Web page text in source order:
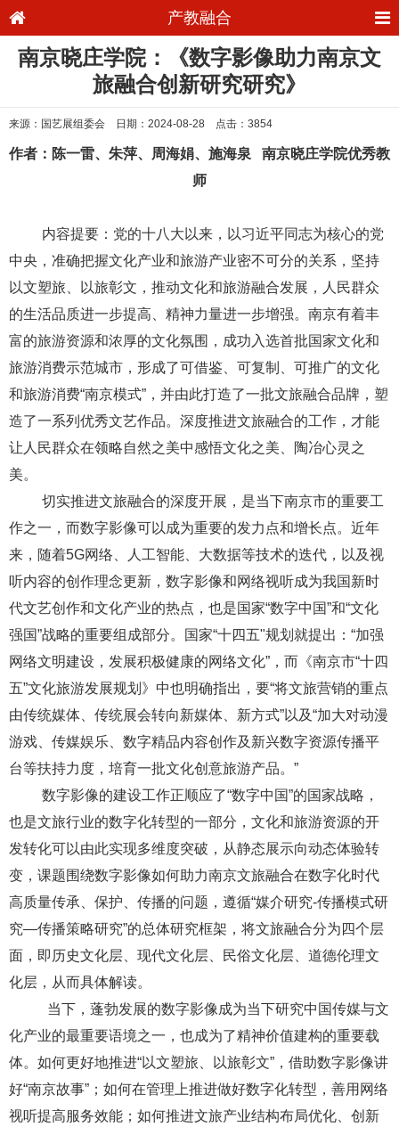
南京晓庄学院：《数字影像助力南京文
旅融合创新研究研究》
来源：国艺展组委会 日期：2024-08-28 点击：3854
作者：陈一雷、朱萍、周海娟、施海泉 南京晓庄学院优秀教
师
内容提要：党的十八大以来，以习近平同志为核心的党
中央，准确把握文化产业和旅游产业密不可分的关系，坚持
以文塑旅、以旅彰文，推动文化和旅游融合发展，人民群众
的生活品质进一步提高、精神力量进一步增强。南京有着丰
富的旅游资源和浓厚的文化氛围，成功入选首批国家文化和
旅游消费示范城市，形成了可借鉴、可复制、可推广的文化
和旅游消费“南京模式”，并由此打造了一批文旅融合品牌，塑
造了一系列优秀文艺作品。深度推进文旅融合的工作，才能
让人民群众在领略自然之美中感悟文化之美、陶冶心灵之
美。
切实推进文旅融合的深度开展，是当下南京市的重要工
作之一，而数字影像可以成为重要的发力点和增长点。近年
来，随着5G网络、人工智能、大数据等技术的迭代，以及视
听内容的创作理念更新， 数字影像和网络视听成为我国新时
代文艺创作和文化产业的热点，也是国家“数字中国”和“文化
强国”战略的重要组成部分。国家“十四五"规划就提出：“加强
网络文明建设，发展积极健康的网络文化”，而《南京市“十四
五”文化旅游发展规划》中也明确指出，要“将文旅营销的重点
由传统媒体、传统展会转向新媒体、新方式”以及“加大对动漫
游戏、传媒娱乐、数字精品内容创作及新兴数字资源传播平
台等扶持力度，培育一批文化创意旅游产品。”
数字影像的建设工作正顺应了“数字中国”的国家战略，
也是文旅行业的数字化转型的一部分， 文化和旅游资源的开
发转化可以由此实现多维度突破，从静态展示向动态体验转
变，课题围绕数字影像如何助力南京文旅融合在数字化时代
高质量传承、保护、传播的问题，遵循“媒介研究-传播模式研
究—传播策略研究”的总体研究框架，将文旅融合分为四个层
面，即历史文化层、现代文化层、民俗文化层、道德伦理文
化层，从而具体解读。
当下，蓬勃发展的数字影像成为当下研究中国传媒与文
化产业的最重要语境之一，也成为了精神价值建构的重要载
体。如何更好地推进“以文塑旅、以旅彰文”，借助数字影像讲
好“南京故事”；如何在管理上推进做好数字化转型，善用网络
视听提高服务效能；如何推进文旅产业结构布局优化、创新
产教融合